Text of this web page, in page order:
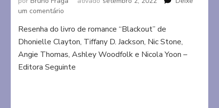
um comentário
Resenha do livro de romance “Blackout” de
Dhonielle Clayton, Tiffany D. Jackson, Nic Stone,
Angie Thomas, Ashley Woodfolk e Nicola Yoon –
Editora Seguinte